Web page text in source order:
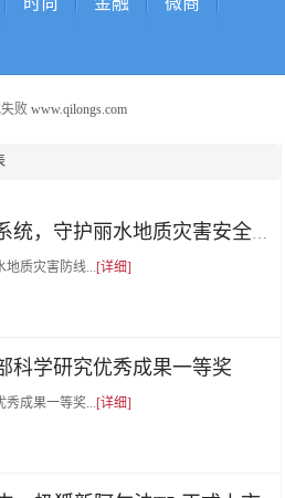
败 www.qilongs.com
地质灾害防线...[详细]
科学研究优秀成果一等奖
秀成果一等奖...[详细]